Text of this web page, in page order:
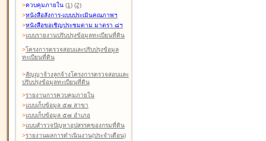
>ควบคุมภายใน (1) (2)
>หนังสือสังการ-แบบประเมินคุณภาพฯ
>หนังสือขอเชิญประชุมตาม มาตรา ๘ฯ
>แบบรายงานปรับปรุงข้อมูลทะเบียนที่ดิน
>โครงการตรวจสอบและปรับปรุงข้อมูล
ทะเบียนที่ดิน
>สัญญาจ้างลูกจ้างโครงการตรวจสอบและ
ปรับปรุงข้อมูลทะเบียนที่ดิน
>รายงานการควบคุมภายใน
>แบบเก็บข้อมูล ๕๗ สาขา
>แบบเก็บข้อมูล ๕๗ อำเภอ
>แบบสำรวจปัญหาอุปสรรคของกรมที่ดิน
>รายงานผลการดำเนินงาน(ประจำเดือน)